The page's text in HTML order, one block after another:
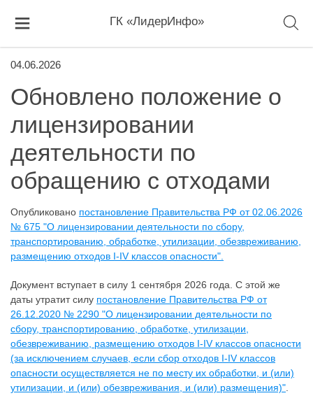
ГК «ЛидерИнфо»
04.06.2026
Обновлено положение о
лицензировании
деятельности по
обращению с отходами
Опубликовано постановление Правительства РФ от 02.06.2026
№ 675 "О лицензировании деятельности по сбору,
транспортированию, обработке, утилизации, обезвреживанию,
размещению отходов I-IV классов опасности".
Документ вступает в силу 1 сентября 2026 года. С этой же
даты утратит силу постановление Правительства РФ от
26.12.2020 № 2290 "О лицензировании деятельности по
сбору, транспортированию, обработке, утилизации,
обезвреживанию, размещению отходов I-IV классов опасности
(за исключением случаев, если сбор отходов I-IV классов
опасности осуществляется не по месту их обработки, и (или)
утилизации, и (или) обезвреживания, и (или) размещения)"